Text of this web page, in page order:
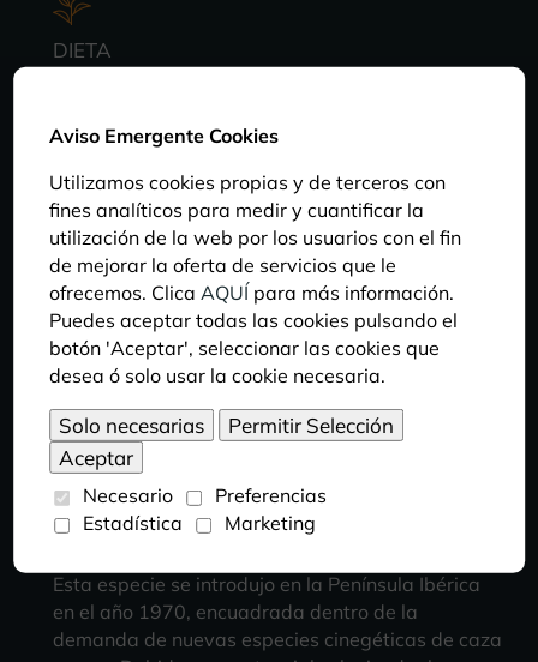
DIETA
ramonear hojas y frutos de los árboles.
HÁBITAT
Habita en zonas rocosas de las montañas del
norte de África.
Pueden vivir entre 15 y 20 años.
¿Sabías que?
Esta especie se introdujo en la Península Ibérica
en el año 1970, encuadrada dentro de la
demanda de nuevas especies cinegéticas de caza
Aviso Emergente Cookies
Utilizamos cookies propias y de terceros con
fines analíticos para medir y cuantificar la
utilización de la web por los usuarios con el fin
de mejorar la oferta de servicios que le
ofrecemos. Clica AQUÍ para más información.
Puedes aceptar todas las cookies pulsando el
botón 'Aceptar', seleccionar las cookies que
desea ó solo usar la cookie necesaria.
Necesario
Preferencias
Estadística
Marketing